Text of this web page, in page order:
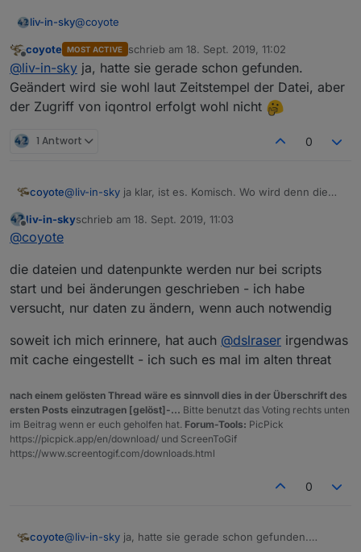
liv-in-sky@coyote
const datei = "/opt/iobroker/iobroker-data/
const datei2 = "/opt/iobroker/iobroker-
Offline
coyote MOST ACTIVE schrieb am 18. Sept. 2019, 11:02
zuletzt editiert von
@liv-in-sky ja, hatte sie gerade schon gefunden.
Geändert wird sie wohl laut Zeitstempel der Datei, aber
der Zugriff von iqontrol erfolgt wohl nicht
1 Antwort 0
coyote@liv-in-sky ja klar, ist es. Komisch. Wo wird denn die
Offline
liv-in-skyschrieb am 18. Sept. 2019, 11:03
zuletzt editiert von
@coyote
die dateien und datenpunkte werden nur bei scripts
start und bei änderungen geschrieben - ich habe
versucht, nur daten zu ändern, wenn auch notwendig
soweit ich mich erinnere, hat auch @dslraser irgendwas
mit cache eingestellt - ich such es mal im alten threat
nach einem gelösten Thread wäre es sinnvoll dies in der Überschrift des
ersten Posts einzutragen [gelöst]-... Bitte benutzt das Voting rechts unten
im Beitrag wenn er euch geholfen hat. Forum-Tools: PicPick
https://picpick.app/en/download/ und ScreenToGif
https://www.screentogif.com/downloads.html
0
coyote@liv-in-sky ja, hatte sie gerade schon gefunden.